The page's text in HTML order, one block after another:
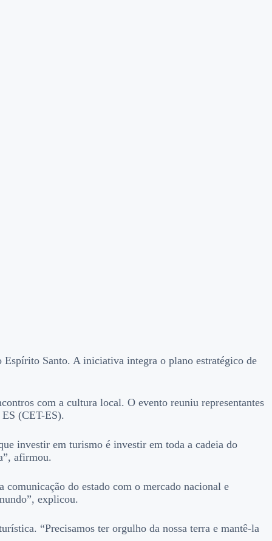
Santo. A iniciativa integra o plano estratégico de
com a cultura local. O evento reuniu representantes
(CET-ES).
investir em turismo é investir em toda a cadeia do
afirmou.
do estado com o mercado nacional e
explicou.
“Precisamos ter orgulho da nossa terra e mantê-la